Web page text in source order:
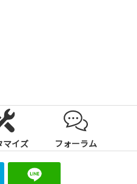
マイズ フォーラム